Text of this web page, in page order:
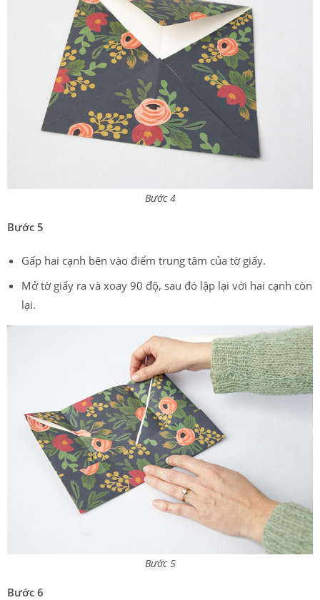
Bước 4
Bước 5
Gấp hai cạnh bên vào điểm trung tâm của tờ giấy.
Mở tờ giấy ra và xoay 90 độ, sau đó lặp lại với hai cạnh còn
lại.
Bước 5
Bước 6